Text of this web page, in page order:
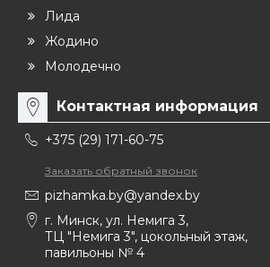
Лида
Жодино
Молодечно
Контактная информация
+375 (29) 171-60-75
Заказать обратный звонок
pizhamka.by@yandex.by
г. Минск, ул. Немига 3,
ТЦ "Немига 3", цокольный этаж,
павильоны № 4